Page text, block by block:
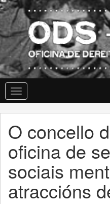
Skip
to
main
content
Toggle
navigation
O concello
oficina de
sociais
atraccións